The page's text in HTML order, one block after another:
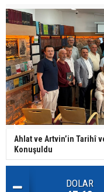
Ahlat ve Artvin’in Tarihî
Konuşuldu
DOLAR